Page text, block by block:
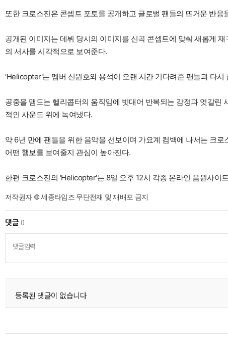
또한 크로스진은 콘셉트 포토를 공개하고 글로벌 팬들의 뜨거운 반응
공개된 이미지는 데뷔 당시의 이미지를 신곡 콘셉트에 맞춰 새롭게
의 서사를 시각적으로 보여준다.
'Helicopter'는 멤버 신원호와 용석이 오랜 시간 기다려준 팬들과 다시
공중을 맴도는 헬리콥터의 움직임에 빗대어 반복되는 감정과 엇갈
적인 사운드 위에 녹여냈다.
약 6년 만에 팬들을 위한 음악을 선보이며 가요계 컴백에 나서는 크
어떤 행보를 보여줄지 관심이 높아진다.
한편 크로스진의 'Helicopter'는 8일 오후 12시 각종 온라인 음원사이
저작권자 © 세종타임즈 무단전재 및 재배포 금지
댓글0
댓글입력
등록된 댓글이 없습니다